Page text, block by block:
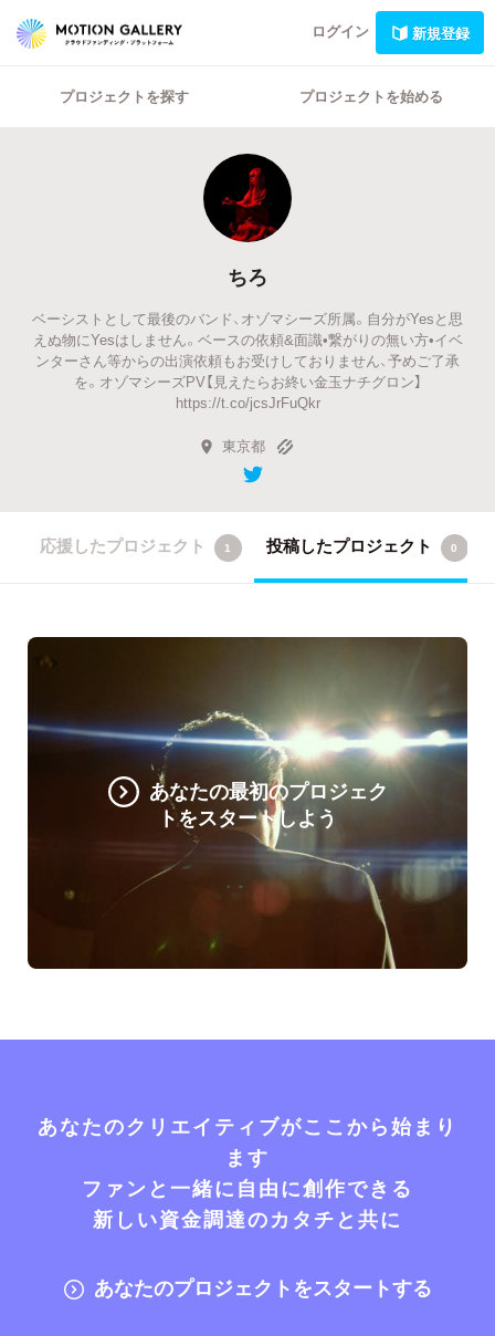
ログイン 新規登録
プロジェクトを探す プロジェクトを始める
ちろ
ベーシストとして最後のバンド、オゾマシーズ所属。自分がYesと思
えぬ物にYesはしません。ベースの依頼&面識•繋がりの無い方•イベ
ンターさん等からの出演依頼もお受けしておりません、予めご了承
を。オゾマシーズPV【見えたらお終い金玉ナチグロン】
https://t.co/jcsJrFuQkr
東京都
応援したプロジェクト 1 投稿したプロジェクト 0
あなたの最初のプロジェク
トをスタートしよう
あなたのクリエイティブがここから始まり
ます
ファンと一緒に自由に創作できる
新しい資金調達のカタチと共に
あなたのプロジェクトをスタートする